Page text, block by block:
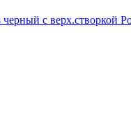
с верх.створкой